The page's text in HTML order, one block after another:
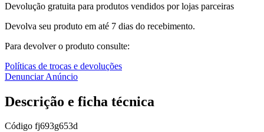
Devolução gratuita para produtos vendidos por lojas parceiras
Devolva seu produto em até 7 dias do recebimento.
Para devolver o produto consulte:
Políticas de trocas e devoluções
Denunciar Anúncio
Descrição e ficha técnica
Código fj693g653d